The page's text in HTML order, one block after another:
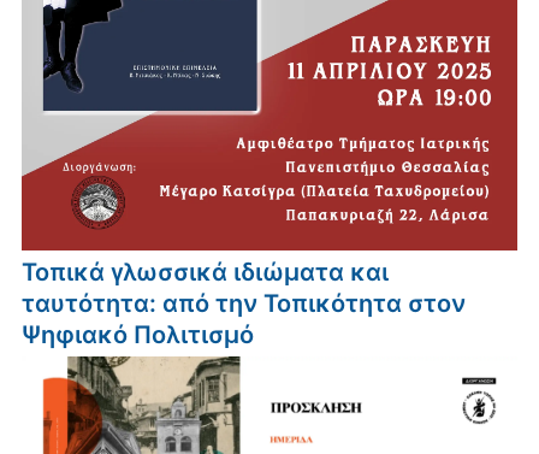
Τοπικά γλωσσικά ιδιώματα και
ταυτότητα: από την Τοπικότητα στον
Ψηφιακό Πολιτισμό